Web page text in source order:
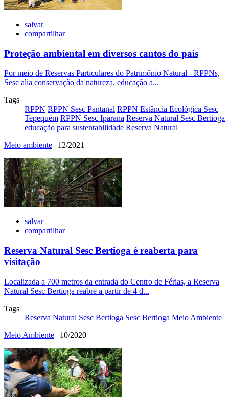
salvar
compartilhar
Proteção ambiental em diversos cantos do país
Por meio de Reservas Particulares do Patrimônio Natural - RPPNs,
Sesc alia conservação da natureza, educação a...
Tags
RPPN RPPN Sesc Pantanal RPPN Estância Ecológica Sesc
Tepequém RPPN Sesc Iparana Reserva Natural Sesc Bertioga
educação para sustentabilidade Reserva Natural
Meio ambiente | 12/2021
salvar
compartilhar
Reserva Natural Sesc Bertioga é reaberta para
visitação
Localizada a 700 metros da entrada do Centro de Férias, a Reserva
Natural Sesc Bertioga reabre a partir de 4 d...
Tags
Reserva Natural Sesc Bertioga Sesc Bertioga Meio Ambiente
Meio Ambiente | 10/2020